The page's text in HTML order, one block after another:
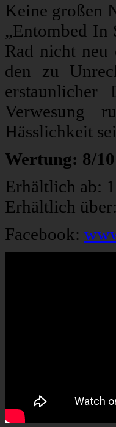
Keine großen
„Entombed In
Rad nicht neu
den zu
Verwesung
Hässlichkeit
Wertung: 8/10
Erhältlich ab:
Erhältlich
Facebook: